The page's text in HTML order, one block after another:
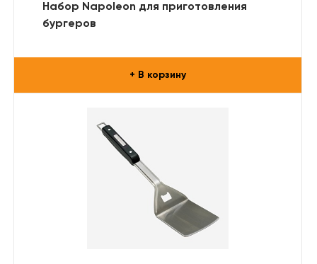
Набор Napoleon для приготовления
бургеров
+ В корзину